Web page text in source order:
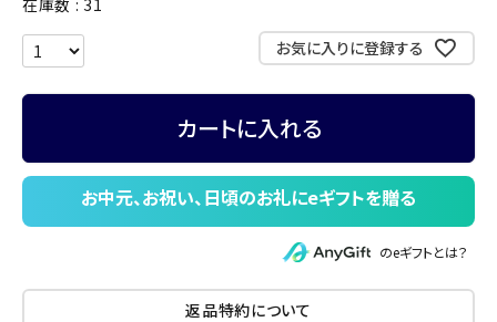
お気に入りに登録する
カートに入れる
のeギフトとは？
返品特約について